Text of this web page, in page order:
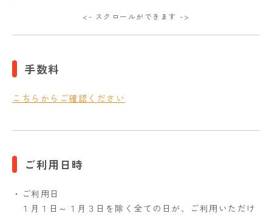
<- スクロールができます ->
手数料
こちらからご確認ください
ご利用日時
・ご利用日
１月１日～１月３日を除く全ての日が、ご利用いただけ